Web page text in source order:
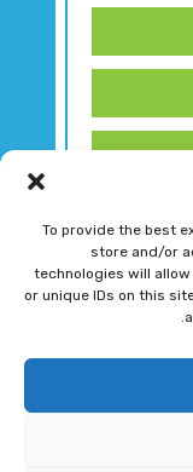
To provide the best
store and/or
technologies will
or unique IDs on this